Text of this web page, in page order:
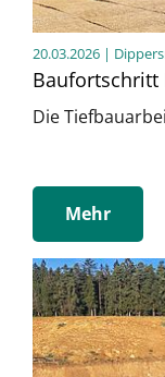
20.03.2026 |
Baufortschritt
Die
Mehr